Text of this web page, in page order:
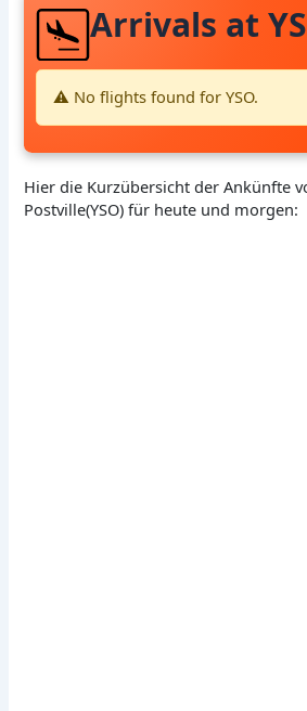
Arrivals at
⚠️ No flights found for YSO.
Hier die Kurzübersicht der Ankünfte
Postville(YSO) für heute und morgen: